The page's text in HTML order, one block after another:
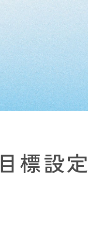
目標設